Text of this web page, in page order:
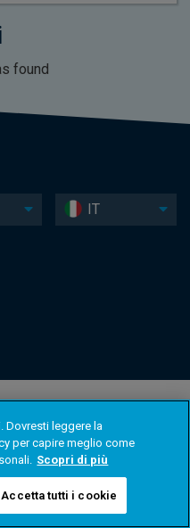
found
IT
Dovresti leggere la
per capire meglio come
Scopri di più
Accetta tutti i cookie